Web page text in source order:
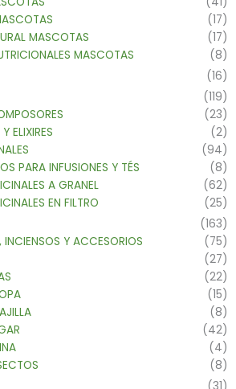
(17)
MASCOTAS
(17)
MASCOTAS
(8)
(16)
(119)
(23)
ELIXIRES
(2)
(94)
PARA INFUSIONES Y TÉS
(8)
A GRANEL
(62)
EN FILTRO
(25)
(163)
INCIENSOS Y ACCESORIOS
(75)
(27)
(22)
(15)
(8)
(42)
(4)
(8)